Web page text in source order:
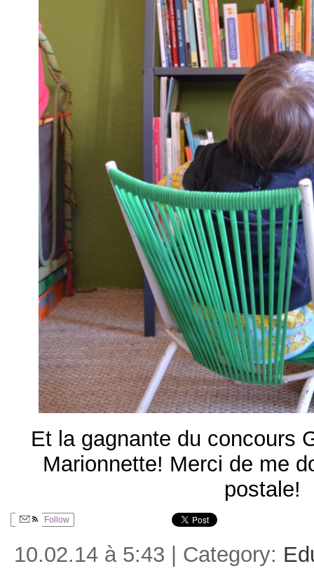
Et la gagnante du concours
Marionnette! Merci de me
postale!
Follow
10.02.14 à 5:43 | Category: